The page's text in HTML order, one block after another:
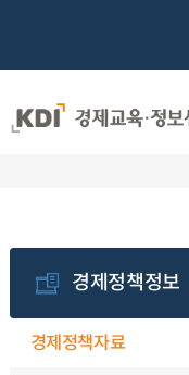
경제정책정보
경제정책자료